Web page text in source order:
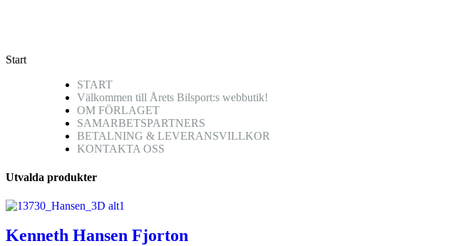
Start
START
Välkommen till Årets Bilsport:s webbutik!
OM FÖRLAGET
SAMARBETSPARTNERS
BETALNING & LEVERANSVILLKOR
KONTAKTA OSS
Utvalda produkter
Kenneth Hansen Fjorton